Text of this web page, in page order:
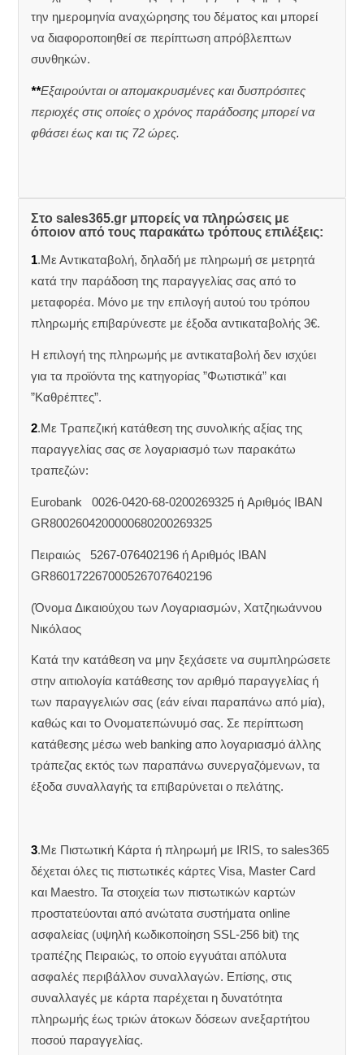
την ημερομηνία αναχώρησης του δέματος και μπορεί
να διαφοροποιηθεί σε περίπτωση απρόβλεπτων
συνθηκών.
**Εξαιρούνται οι απομακρυσμένες και δυσπρόσιτες
περιοχές στις οποίες ο χρόνος παράδοσης μπορεί να
φθάσει έως και τις 72 ώρες.
Στο sales365.gr μπορείς να πληρώσεις με
όποιον από τους παρακάτω τρόπους επιλέξεις:
1.Με Αντικαταβολή, δηλαδή με πληρωμή σε μετρητά
κατά την παράδοση της παραγγελίας σας από το
μεταφορέα. Μόνο με την επιλογή αυτού του τρόπου
πληρωμής επιβαρύνεστε με έξοδα αντικαταβολής 3€.
Η επιλογή της πληρωμής με αντικαταβολή δεν ισχύει
για τα προϊόντα της κατηγορίας ”Φωτιστικά” και
”Καθρέπτες”.
2.Με Τραπεζική κατάθεση της συνολικής αξίας της
παραγγελίας σας σε λογαριασμό των παρακάτω
τραπεζών:
Eurobank 0026-0420-68-0200269325 ή Aριθμός IBAN
GR8002604200000680200269325
Πειραιώς 5267-076402196 ή Αριθμός IBAN
GR8601722670005267076402196
(Όνομα Δικαιούχου των Λογαριασμών, Χατζηιωάννου
Νικόλαος
Κατά την κατάθεση να μην ξεχάσετε να συμπληρώσετε
στην αιτιολογία κατάθεσης τον αριθμό παραγγελίας ή
των παραγγελιών σας (εάν είναι παραπάνω από μία),
καθώς και το Ονοματεπώνυμό σας. Σε περίπτωση
κατάθεσης μέσω web banking απο λογαριασμό άλλης
τράπεζας εκτός των παραπάνω συνεργαζόμενων, τα
έξοδα συναλλαγής τα επιβαρύνεται ο πελάτης.
3.Με Πιστωτική Κάρτα ή πληρωμή με IRIS, το sales365
δέχεται όλες τις πιστωτικές κάρτες Visa, Master Card
και Maestro. Τα στοιχεία των πιστωτικών καρτών
προστατεύονται από ανώτατα συστήματα online
ασφαλείας (υψηλή κωδικοποίηση SSL-256 bit) της
τραπέζης Πειραιώς, το οποίο εγγυάται απόλυτα
ασφαλές περιβάλλον συναλλαγών. Επίσης, στις
συναλλαγές με κάρτα παρέχεται η δυνατότητα
πληρωμής έως τριών άτοκων δόσεων ανεξαρτήτου
ποσού παραγγελίας.